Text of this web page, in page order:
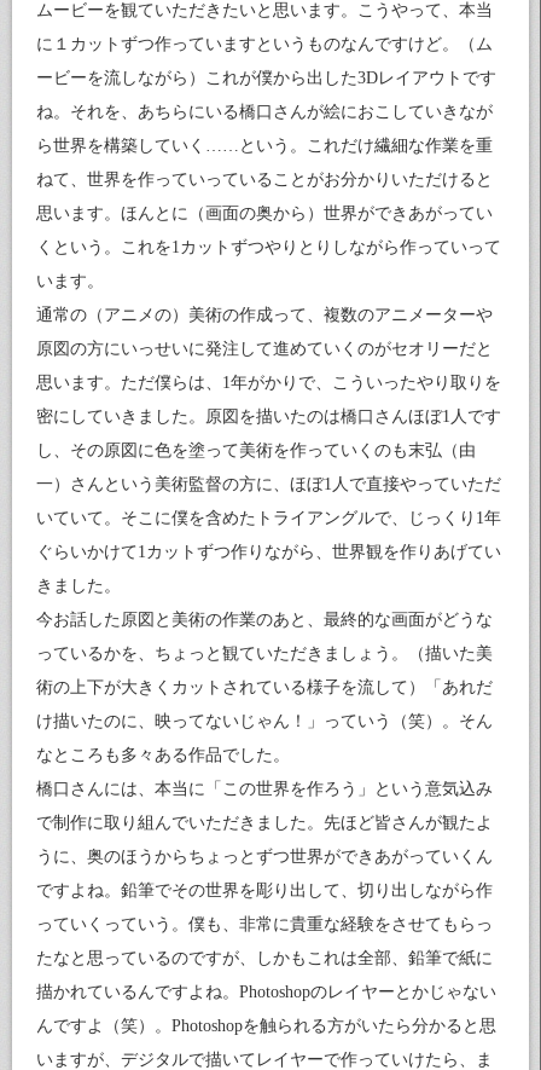
ムービーを観ていただきたいと思います。こうやって、本当
に１カットずつ作っていますというものなんですけど。（ム
ービーを流しながら）これが僕から出した3Dレイアウトです
ね。それを、あちらにいる橋口さんが絵におこしていきなが
ら世界を構築していく……という。これだけ繊細な作業を重
ねて、世界を作っていっていることがお分かりいただけると
思います。ほんとに（画面の奥から）世界ができあがってい
くという。これを1カットずつやりとりしながら作っていって
います。
通常の（アニメの）美術の作成って、複数のアニメーターや
原図の方にいっせいに発注して進めていくのがセオリーだと
思います。ただ僕らは、1年がかりで、こういったやり取りを
密にしていきました。原図を描いたのは橋口さんほぼ1人です
し、その原図に色を塗って美術を作っていくのも末弘（由
一）さんという美術監督の方に、ほぼ1人で直接やっていただ
いていて。そこに僕を含めたトライアングルで、じっくり1年
ぐらいかけて1カットずつ作りながら、世界観を作りあげてい
きました。
今お話した原図と美術の作業のあと、最終的な画面がどうな
っているかを、ちょっと観ていただきましょう。（描いた美
術の上下が大きくカットされている様子を流して）「あれだ
け描いたのに、映ってないじゃん！」っていう（笑）。そん
なところも多々ある作品でした。
橋口さんには、本当に「この世界を作ろう」という意気込み
で制作に取り組んでいただきました。先ほど皆さんが観たよ
うに、奥のほうからちょっとずつ世界ができあがっていくん
ですよね。鉛筆でその世界を彫り出して、切り出しながら作
っていくっていう。僕も、非常に貴重な経験をさせてもらっ
たなと思っているのですが、しかもこれは全部、鉛筆で紙に
描かれているんですよね。Photoshopのレイヤーとかじゃない
んですよ（笑）。Photoshopを触られる方がいたら分かると思
いますが、デジタルで描いてレイヤーで作っていけたら、ま